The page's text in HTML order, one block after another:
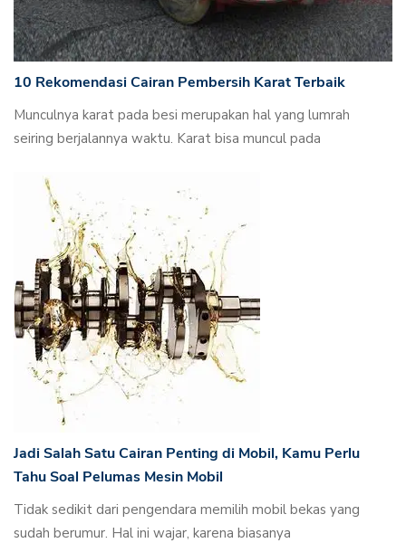
10 Rekomendasi Cairan Pembersih Karat Terbaik
Munculnya karat pada besi merupakan hal yang lumrah
seiring berjalannya waktu. Karat bisa muncul pada
Jadi Salah Satu Cairan Penting di Mobil, Kamu Perlu
Tahu Soal Pelumas Mesin Mobil
Tidak sedikit dari pengendara memilih mobil bekas yang
sudah berumur. Hal ini wajar, karena biasanya